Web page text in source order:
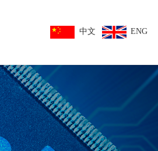
中文 ENG